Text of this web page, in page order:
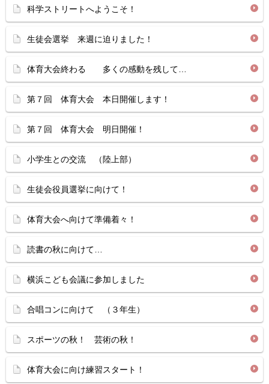
科学ストリートへようこそ！
生徒会選挙 来週に迫りました！
体育大会終わる 多くの感動を残して…
第７回 体育大会 本日開催します！
第７回 体育大会 明日開催！
小学生との交流 （陸上部）
生徒会役員選挙に向けて！
体育大会へ向けて準備着々！
読書の秋に向けて…
横浜こども会議に参加しました
合唱コンに向けて （３年生）
スポーツの秋！ 芸術の秋！
体育大会に向け練習スタート！